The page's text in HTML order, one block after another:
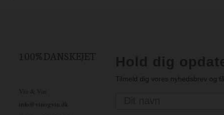
100% DANSKEJET
Vin & Vin
info@vinogvin.dk
Tilmeld dig vores nyhedsbrev og